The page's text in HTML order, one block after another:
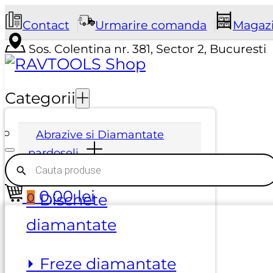
Contact Urmarire comanda
Sos. Colentina nr. 381, Sector 2, Bucuresti
Categorii
Abrazive si Diamantate
pardoseli
⏵ Dischete
diamantate
⏵ Freze diamantate
Products
search
0 0,00lei